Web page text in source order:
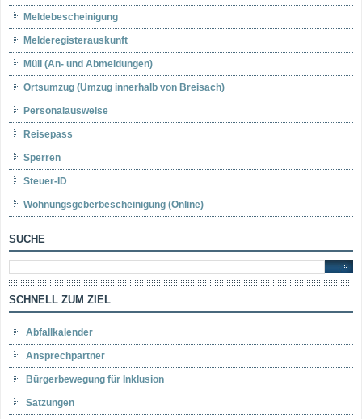
Meldebescheinigung
Melderegisterauskunft
Müll (An- und Abmeldungen)
Ortsumzug (Umzug innerhalb von Breisach)
Personalausweise
Reisepass
Sperren
Steuer-ID
Wohnungsgeberbescheinigung (Online)
SUCHE
SCHNELL ZUM ZIEL
Abfallkalender
Ansprechpartner
Bürgerbewegung für Inklusion
Satzungen